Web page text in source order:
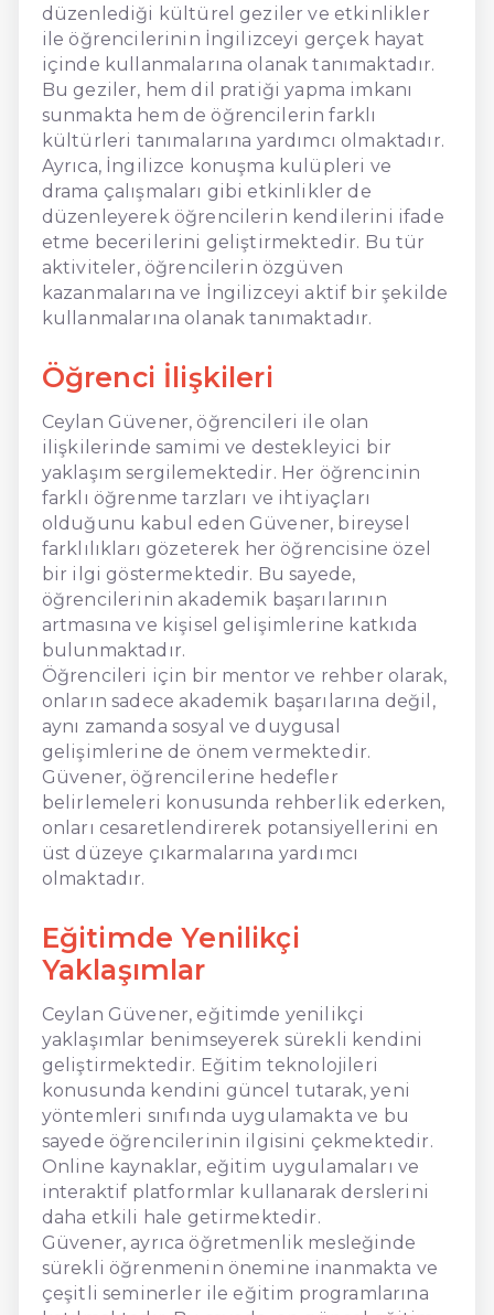
düzenlediği kültürel geziler ve etkinlikler
ile öğrencilerinin İngilizceyi gerçek hayat
içinde kullanmalarına olanak tanımaktadır.
Bu geziler, hem dil pratiği yapma imkanı
sunmakta hem de öğrencilerin farklı
kültürleri tanımalarına yardımcı olmaktadır.
Ayrıca, İngilizce konuşma kulüpleri ve
drama çalışmaları gibi etkinlikler de
düzenleyerek öğrencilerin kendilerini ifade
etme becerilerini geliştirmektedir. Bu tür
aktiviteler, öğrencilerin özgüven
kazanmalarına ve İngilizceyi aktif bir şekilde
kullanmalarına olanak tanımaktadır.
Öğrenci İlişkileri
Ceylan Güvener, öğrencileri ile olan
ilişkilerinde samimi ve destekleyici bir
yaklaşım sergilemektedir. Her öğrencinin
farklı öğrenme tarzları ve ihtiyaçları
olduğunu kabul eden Güvener, bireysel
farklılıkları gözeterek her öğrencisine özel
bir ilgi göstermektedir. Bu sayede,
öğrencilerinin akademik başarılarının
artmasına ve kişisel gelişimlerine katkıda
bulunmaktadır.
Öğrencileri için bir mentor ve rehber olarak,
onların sadece akademik başarılarına değil,
aynı zamanda sosyal ve duygusal
gelişimlerine de önem vermektedir.
Güvener, öğrencilerine hedefler
belirlemeleri konusunda rehberlik ederken,
onları cesaretlendirerek potansiyellerini en
üst düzeye çıkarmalarına yardımcı
olmaktadır.
Eğitimde Yenilikçi
Yaklaşımlar
Ceylan Güvener, eğitimde yenilikçi
yaklaşımlar benimseyerek sürekli kendini
geliştirmektedir. Eğitim teknolojileri
konusunda kendini güncel tutarak, yeni
yöntemleri sınıfında uygulamakta ve bu
sayede öğrencilerinin ilgisini çekmektedir.
Online kaynaklar, eğitim uygulamaları ve
interaktif platformlar kullanarak derslerini
daha etkili hale getirmektedir.
Güvener, ayrıca öğretmenlik mesleğinde
sürekli öğrenmenin önemine inanmakta ve
çeşitli seminerler ile eğitim programlarına